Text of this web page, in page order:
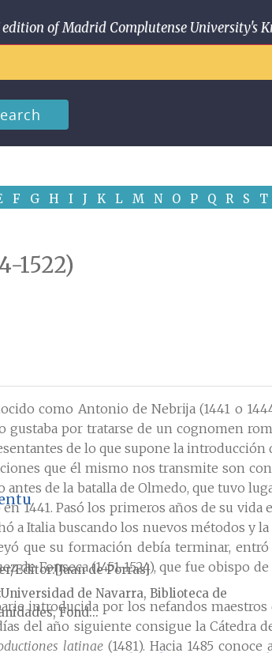
of Madrid Complutense University's
F G H I J K L M N O P Q R S T
1522)
como Antonio de Nebrija (1441 o
gustaba por tratarse de un cognomen
de lo que supone la introducción
que él mismo nos transmite son
de la batalla de Olmedo, que tuvo
Pasó los primeros años de su vida
a Italia buscando los nuevos métodos
que su formación debía terminar,
de Fonseca (1451-1524), que fue obispo
introducida por los nefandos
del año siguiente consigue la Cátedra
latinae (1481). Hacia 1485
Editor [Juan de Porras]
Universidad de Navarra, Biblioteca de
Fond...